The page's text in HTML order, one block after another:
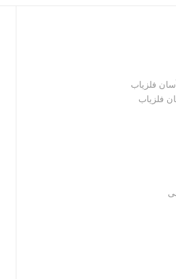
فلزیاب
فلزیاب